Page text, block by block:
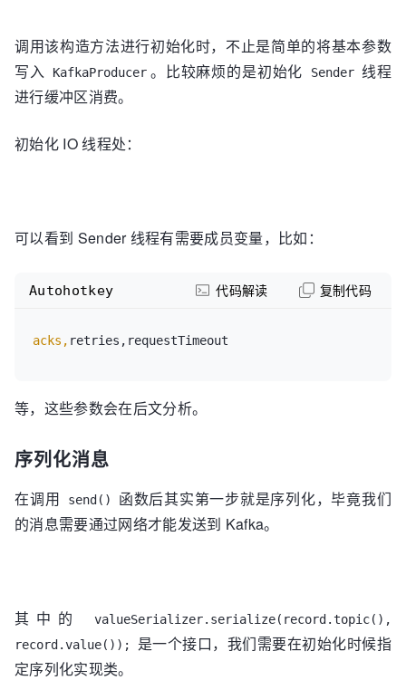
调用该构造方法进行初始化时，不止是简单的将基本参数
写入
KafkaProducer 。比较麻烦的是初始化 Sender 线程
进行缓冲区消费。
初始化 IO 线程处：
可以看到 Sender 线程有需要成员变量，比如：
acks,
Autohotkey 代码解读 复制代码
等，这些参数会在后文分析。
序列化消息
在调用 send()
函数后其实第一步就是序列化，毕竟我们
的消息需要通过网络才能发送到 Kafka。
其中的
valueSerializer.serialize(record.topic(),
record.value());
是一个接口，我们需要在初始化时候指
定序列化实现类。